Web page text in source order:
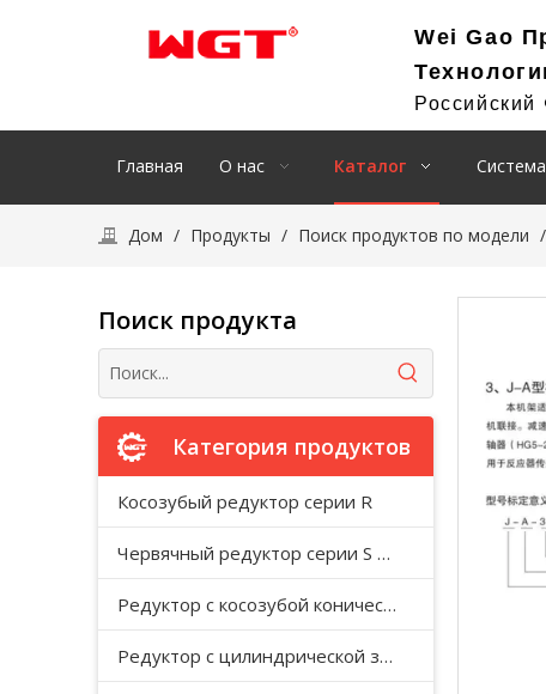
Wei Gao
Российский
Главная О нас Каталог
Дом / Продукты / Поиск продуктов по модели /
Поиск продукта
Категория продуктов
Косозубый редуктор серии R
Червячный редуктор серии S с косозубой передачей
Редуктор с косозубой конической передачей серии K
Редуктор с цилиндрической зубчатой ​​передачей серии F с параллельным валом